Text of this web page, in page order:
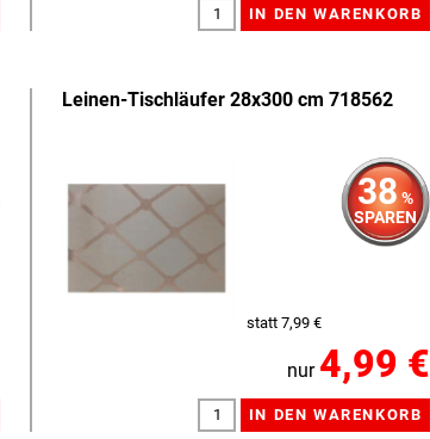
Leinen-Tischläufer 28x300 cm 718562
38 %
SPAREN
statt 7,99 €
nur 4,99 €